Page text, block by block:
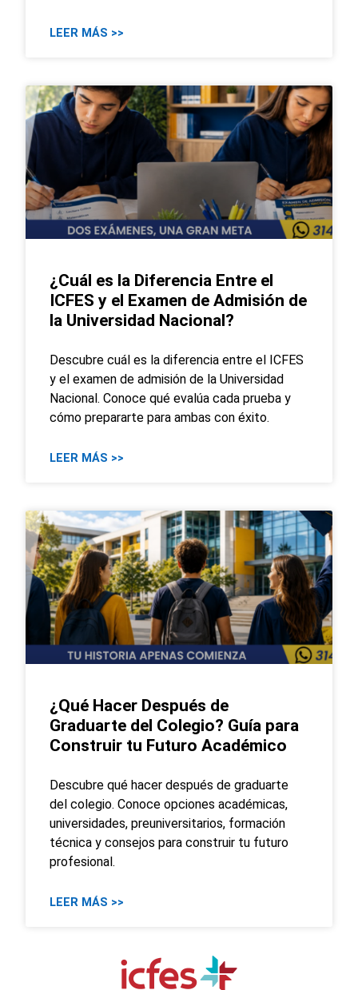
LEER MÁS >>
¿Cuál es la Diferencia Entre el
ICFES y el Examen de Admisión de
la Universidad Nacional?
Descubre cuál es la diferencia entre el ICFES
y el examen de admisión de la Universidad
Nacional. Conoce qué evalúa cada prueba y
cómo prepararte para ambas con éxito.
LEER MÁS >>
¿Qué Hacer Después de
Graduarte del Colegio? Guía para
Construir tu Futuro Académico
Descubre qué hacer después de graduarte
del colegio. Conoce opciones académicas,
universidades, preuniversitarios, formación
técnica y consejos para construir tu futuro
profesional.
LEER MÁS >>